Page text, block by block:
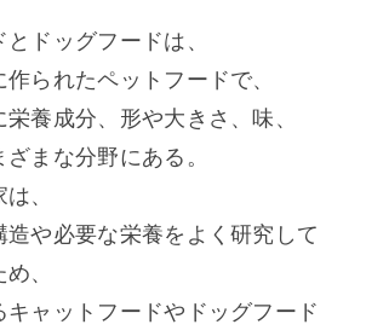
ドッグフードは、
られたペットフードで、
養成分、形や大きさ、味、
まな分野にある。
、
や必要な栄養をよく研究して
、
ャットフードやドッグフード